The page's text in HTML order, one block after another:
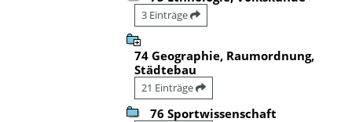
3 Einträge
74 Geographie, Raumordnung,
Städtebau
21 Einträge
76 Sportwissenschaft